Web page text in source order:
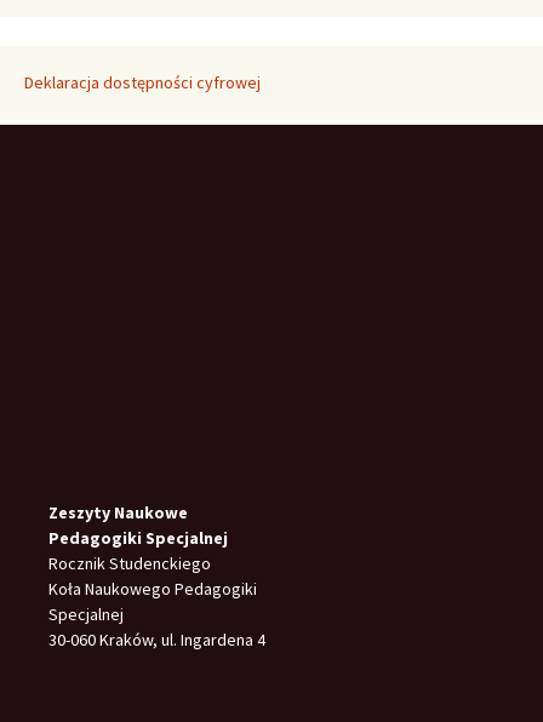
Deklaracja dostępności cyfrowej
Zeszyty Naukowe
Pedagogiki Specjalnej
Rocznik Studenckiego
Koła Naukowego Pedagogiki
Specjalnej
30-060 Kraków, ul. Ingardena 4